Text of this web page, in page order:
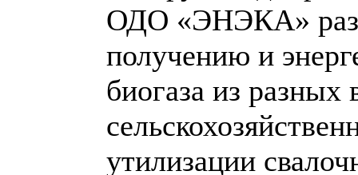
ОДО «ЭНЭКА»
получению и
биогаза из
утилизации